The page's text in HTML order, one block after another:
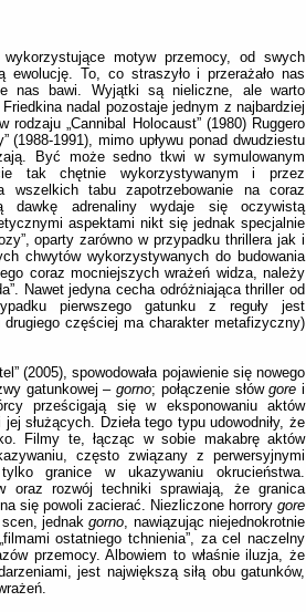
motyw przemocy, od swych
ewolucję. To, co straszyło i przerażało nas
nas bawi. Wyjątki są nieliczne, ale warto
nadal pozostaje jednym z najbardziej
„Cannibal Holocaust” (1980) Ruggero
(1988-1991), mimo upływu ponad dwudziestu
Być może sedno tkwi w symulowanym
tak chętnie wykorzystywanym i przez
wszelkich tabu zapotrzebowanie na coraz
dawkę adrenaliny wydaje się oczywistą
aspektami nikt się jednak specjalnie
oparty zarówno w przypadku thrillera jak i
chwytów wykorzystywanych do budowania
coraz mocniejszych wrażeń widza, należy
Nawet jedyna cecha odróżniająca thriller od
pierwszego gatunku z reguły jest
częściej ma charakter metafizyczny)
(2005), spowodowała pojawienie się nowego
gatunkowej –gorno; połączenie słówgore i
prześcigają się w eksponowaniu aktów
służących. Dzieła tego typu udowodniły, że
Filmy te, łącząc w sobie makabrę aktów
często związany z perwersyjnymi
granice w ukazywaniu okrucieństwa.
oraz rozwój techniki sprawiają, że granica
się powoli zacierać. Niezliczone horrory gore
scen, jednakgorno, nawiązując niejednokrotnie
ostatniego tchnienia”, za cel naczelny
przemocy. Albowiem to właśnie iluzja, że
jest największą siłą obu gatunków,